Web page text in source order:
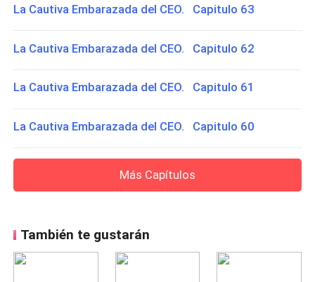
La Cautiva Embarazada del CEO. Capitulo 63
La Cautiva Embarazada del CEO. Capitulo 62
La Cautiva Embarazada del CEO. Capitulo 61
La Cautiva Embarazada del CEO. Capitulo 60
Más Capítulos
También te gustarán